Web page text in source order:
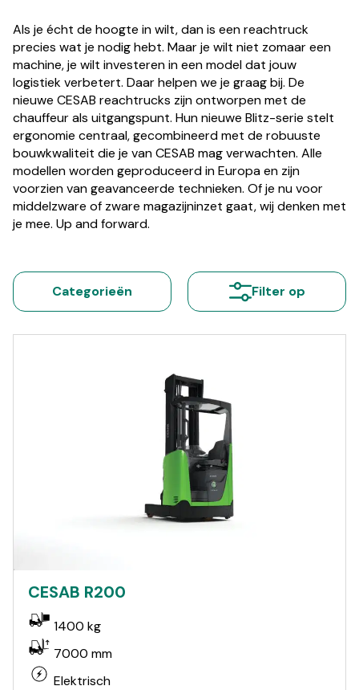
Categorieën
Als je écht de hoogte in wilt, dan is een reachtruck
precies wat je nodig hebt. Maar je wilt niet zomaar een
machine, je wilt investeren in een model dat jouw
logistiek verbetert. Daar helpen we je graag bij. De
nieuwe CESAB reachtrucks zijn ontworpen met de
chauffeur als uitgangspunt. Hun nieuwe Blitz-serie stelt
ergonomie centraal, gecombineerd met de robuuste
bouwkwaliteit die je van CESAB mag verwachten. Alle
modellen worden geproduceerd in Europa en zijn
voorzien van geavanceerde technieken. Of je nu voor
middelzware of zware magazijninzet gaat, wij denken met
je mee. Up and forward.
Filter op
CESAB R200
1400 kg
7000 mm
Elektrisch